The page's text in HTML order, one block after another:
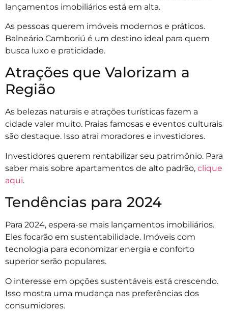
lançamentos imobiliários está em alta.
As pessoas querem imóveis modernos e práticos.
Balneário Camboriú é um destino ideal para quem
busca luxo e praticidade.
Atrações que Valorizam a
Região
As belezas naturais e atrações turísticas fazem a
cidade valer muito. Praias famosas e eventos culturais
são destaque. Isso atrai moradores e investidores.
Investidores querem rentabilizar seu patrimônio. Para
saber mais sobre apartamentos de alto padrão, clique
aqui.
Tendências para 2024
Para 2024, espera-se mais lançamentos imobiliários.
Eles focarão em sustentabilidade. Imóveis com
tecnologia para economizar energia e conforto
superior serão populares.
O interesse em opções sustentáveis está crescendo.
Isso mostra uma mudança nas preferências dos
consumidores.